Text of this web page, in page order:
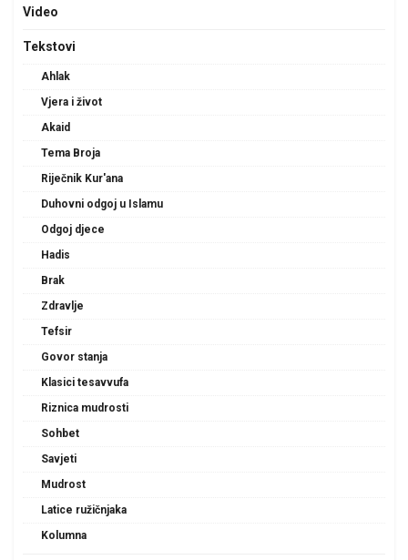
Video
Tekstovi
Ahlak
Vjera i život
Akaid
Tema Broja
Riječnik Kur'ana
Duhovni odgoj u Islamu
Odgoj djece
Hadis
Brak
Zdravlje
Tefsir
Govor stanja
Klasici tesavvufa
Riznica mudrosti
Sohbet
Savjeti
Mudrost
Latice ružičnjaka
Kolumna